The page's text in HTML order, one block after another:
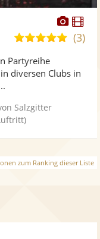
5,0(3)
Partyreihe
diversen Clubs in
Salzgitter
zum Ranking dieser Liste